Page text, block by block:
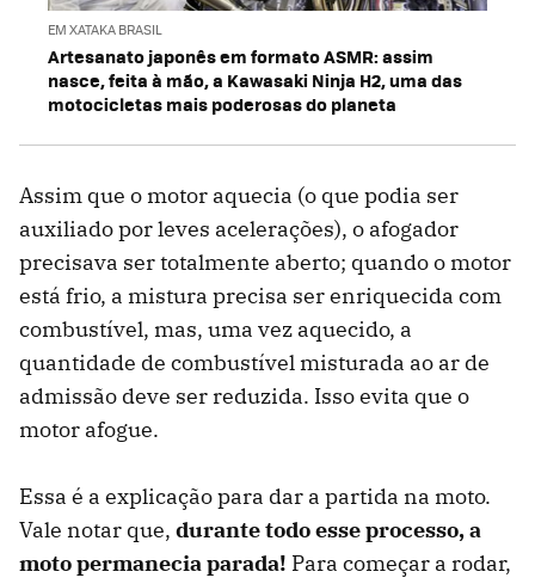
EM XATAKA BRASIL
Artesanato japonês em formato ASMR: assim
nasce, feita à mão, a Kawasaki Ninja H2, uma das
motocicletas mais poderosas do planeta
Assim que o motor aquecia (o que podia ser
auxiliado por leves acelerações), o afogador
precisava ser totalmente aberto; quando o motor
está frio, a mistura precisa ser enriquecida com
combustível, mas, uma vez aquecido, a
quantidade de combustível misturada ao ar de
admissão deve ser reduzida. Isso evita que o
motor afogue.
Essa é a explicação para dar a partida na moto.
Vale notar que, durante todo esse processo, a
moto permanecia parada! Para começar a rodar,